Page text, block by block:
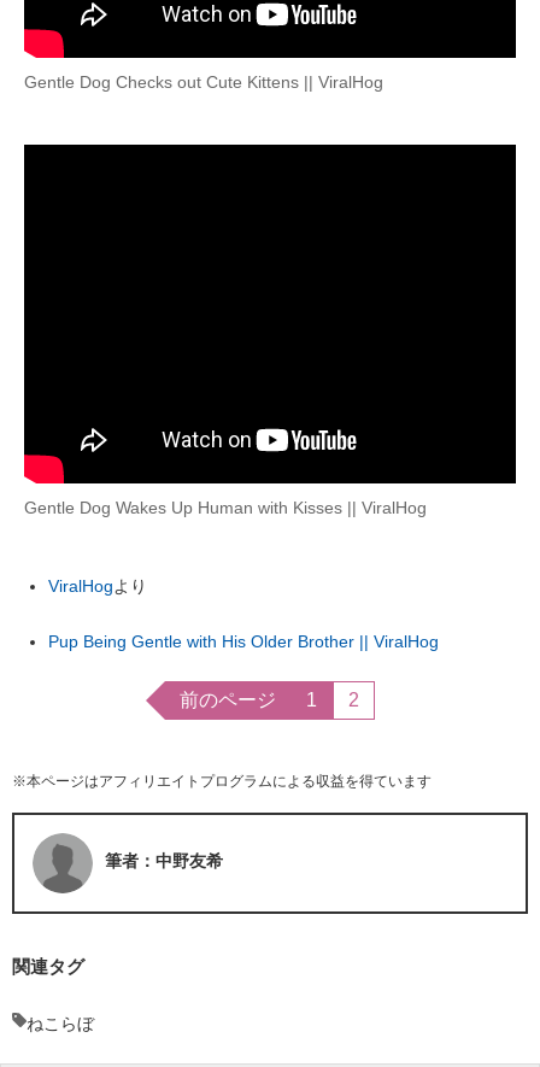
Gentle Dog Checks out Cute Kittens || ViralHog
Gentle Dog Wakes Up Human with Kisses || ViralHog
ViralHogより
Pup Being Gentle with His Older Brother || ViralHog
前のページ 1 2
※本ページはアフィリエイトプログラムによる収益を得ています
筆者：中野友希
関連タグ
ねこらぼ